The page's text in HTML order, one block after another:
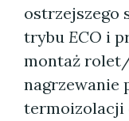
ostrzejszego
trybu ECO i
montaż
nagrzewanie
termoizolacji